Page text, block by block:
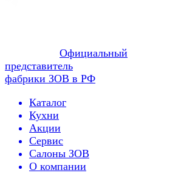
Официальный
представитель
фабрики ЗОВ в РФ
Каталог
Кухни
Акции
Сервис
Салоны ЗОВ
О компании